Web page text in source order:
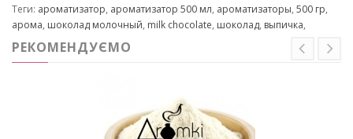
Теги: ароматизатор, ароматизатор 500 мл, ароматизаторы, 500 гр,
арома, шоколад молочный, milk chocolate, шоколад, выпичка,
РЕКОМЕНДУЄМО